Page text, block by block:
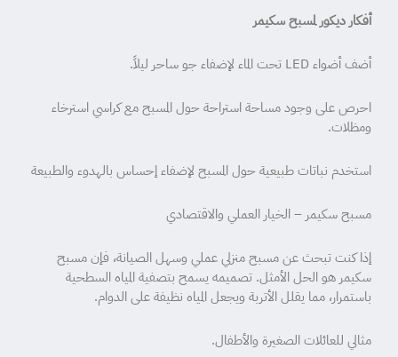
أفكار ديكور لمسبح سكيمر
أضف أضواء LED تحت الماء لإضفاء جو ساحر ليلاً.
احرص على وجود مساحة استراحة حول المسبح مع كراسي استرخاء
ومظلات.
استخدم نباتات طبيعية حول المسبح لإضفاء إحساس بالهدوء والطبيعة
مسبح سكيمر – الخيار العملي والاقتصادي
إذا كنت تبحث عن مسبح منزلي عملي وسهل الصيانة، فإن مسبح
سكيمر هو الحل الأمثل. تصميمه يسمح بتصفية المياه السطحية
باستمرار، مما يقلل الأتربة ويجعل المياه نظيفة على الدوام.
مثالي للعائلات الصغيرة والأطفال.